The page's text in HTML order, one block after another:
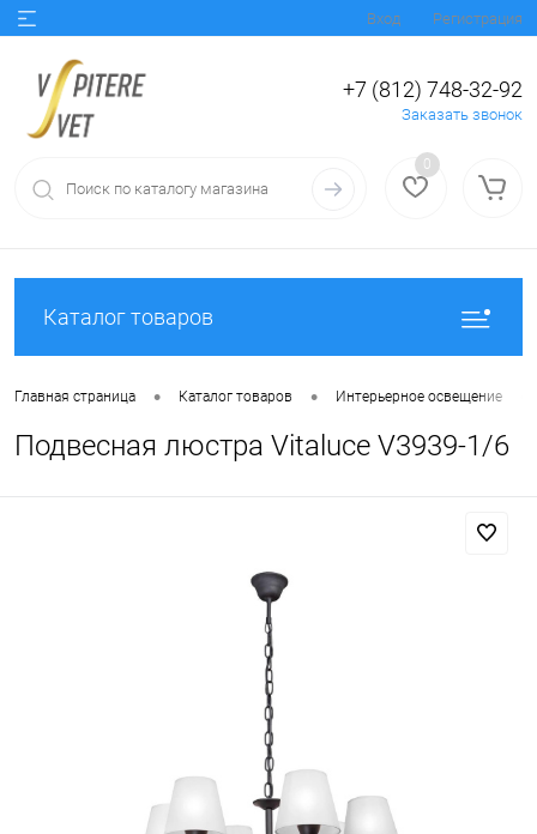
Вход Регистрация
+7 (812) 748-32-92
Заказать звонок
0
Каталог товаров
Главная страница • Каталог товаров • Интерьерное освещение
Подвесная люстра Vitaluce V3939-1/6